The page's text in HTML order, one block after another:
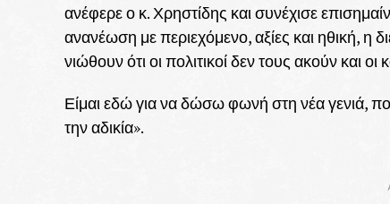
ανέφερε ο κ. Χρηστίδης και συνέχισε
ανανέωση με περιεχόμενο, αξίες και ηθική, η
νιώθουν ότι οι πολιτικοί δεν τους ακούν και
Είμαι εδώ για να δώσω φωνή στη νέα γενιά,
την αδικία».